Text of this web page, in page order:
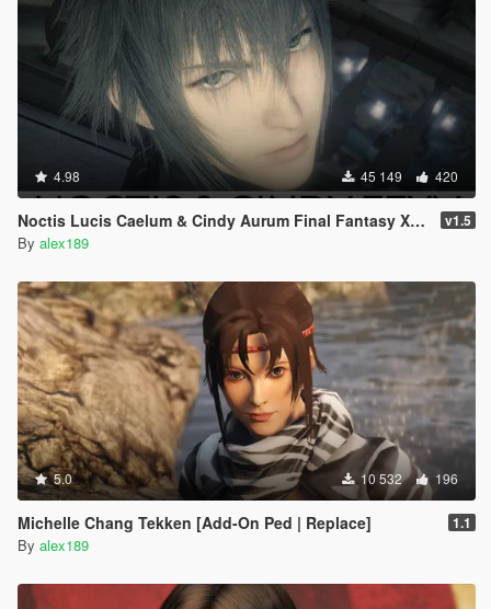
4.98 45 149 420
Noctis Lucis Caelum & Cindy Aurum Final Fantasy XV [Add-on Ped | Replace] v1.5
By alex189
5.0 10 532 196
Michelle Chang Tekken [Add-On Ped | Replace] 1.1
By alex189